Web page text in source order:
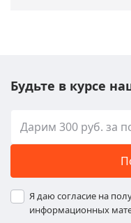
Будьте в курсе
Я даю согласие на
информационных